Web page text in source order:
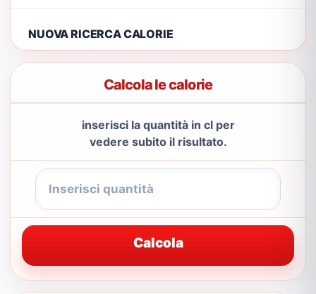
NUOVA RICERCA CALORIE
Calcola le calorie
inserisci la quantità in cl per
vedere subito il risultato.
Calcola